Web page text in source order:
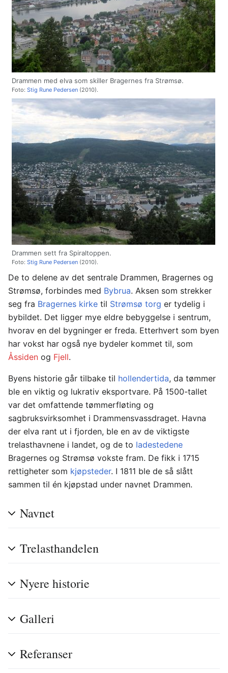
Drammen med elva som skiller Bragernes fra Strømsø.
Foto: Stig Rune Pedersen (2010).
Drammen sett fra Spiraltoppen.
Foto: Stig Rune Pedersen (2010).
De to delene av det sentrale Drammen, Bragernes og
Strømsø, forbindes med Bybrua. Aksen som strekker
seg fra Bragernes kirke til Strømsø torg er tydelig i
bybildet. Det ligger mye eldre bebyggelse i sentrum,
hvorav en del bygninger er freda. Etterhvert som byen
har vokst har også nye bydeler kommet til, som
Åssiden og Fjell.
Byens historie går tilbake til hollendertida, da tømmer
ble en viktig og lukrativ eksportvare. På 1500-tallet
var det omfattende tømmerfløting og
sagbruksvirksomhet i Drammensvassdraget. Havna
der elva rant ut i fjorden, ble en av de viktigste
trelasthavnene i landet, og de to ladestedene
Bragernes og Strømsø vokste fram. De fikk i 1715
rettigheter som kjøpsteder. I 1811 ble de så slått
sammen til én kjøpstad under navnet Drammen.
Navnet
Trelasthandelen
Nyere historie
Galleri
Referanser